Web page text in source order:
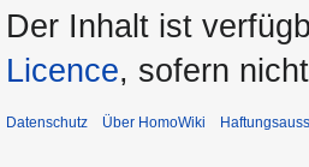
Der Inhalt ist
Licence, sofern
Datenschutz Über HomoWiki